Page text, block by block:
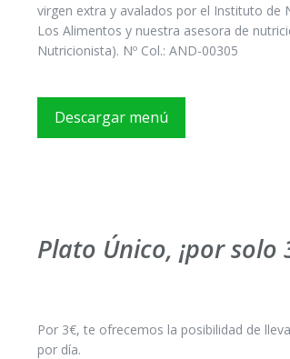
virgen extra y avalados por el Instituto de
Los Alimentos y nuestra asesora de
Nutricionista). Nº Col.: AND-00305
Descargar menú
Plato Único, ¡por solo
Por 3€, te ofrecemos la posibilidad de
por día.